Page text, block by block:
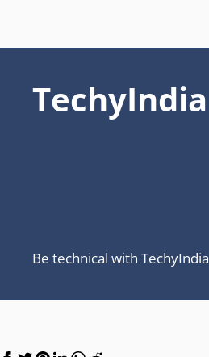
TechyIndia
Be technical with TechyIndia